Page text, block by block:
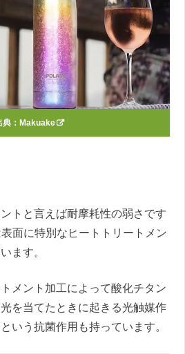
典： Makuake
トと言えば耐摩耗性の弱さです
面に特別なヒートトリートメン
ます。
メント加工によって酸化チタン
を当てたときに起きる光触媒作
いう抗菌作用も持っています。